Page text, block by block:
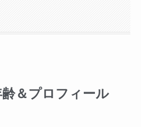
＆プロフィール